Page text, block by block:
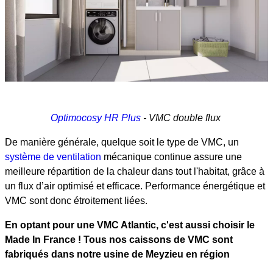
Optimocosy HR Plus- VMC double flux
De manière générale, quelque soit le type de VMC, un
système de ventilation mécanique continue assure une
meilleure répartition de la chaleur dans tout l'habitat, grâce à
un flux d’air optimisé et efficace. Performance énergétique et
VMC sont donc étroitement liées.
En optant pour une VMC Atlantic, c'est aussi choisir le
Made In France ! Tous nos caissons de VMC sont
fabriqués dans notre usine de Meyzieu en région